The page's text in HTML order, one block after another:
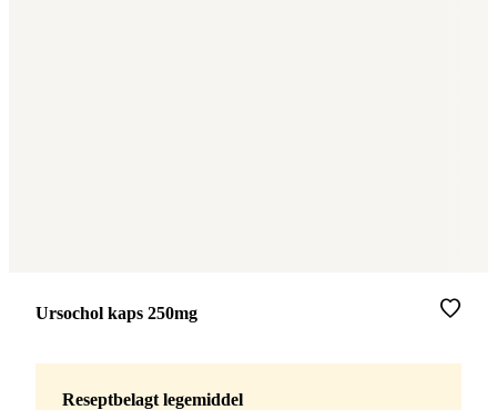
Merke :
Ursochol kaps 250mg
Reseptbelagt legemiddel